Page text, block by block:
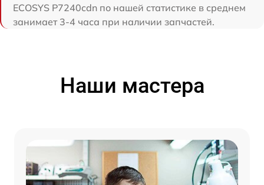
ECOSYS P7240cdn по нашей статистике в среднем
занимает 3-4 часа при наличии запчастей.
Наши мастера